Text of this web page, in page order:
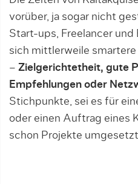
vorüber, ja sogar nicht
Start-ups, Freelancer
sich mittlerweile
– Zielgerichtetheit, gute
Empfehlungen oder
Stichpunkte, sei es für
oder einen Auftrag eines
schon Projekte umgesetzt